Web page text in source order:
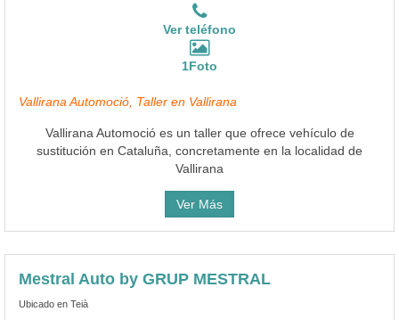
Ver teléfono
1Foto
Vallirana Automoció, Taller en Vallirana
Vallirana Automoció es un taller que ofrece vehículo de
sustitución en Cataluña, concretamente en la localidad de
Vallirana
Ver Más
Mestral Auto by GRUP MESTRAL
Ubicado en Teià